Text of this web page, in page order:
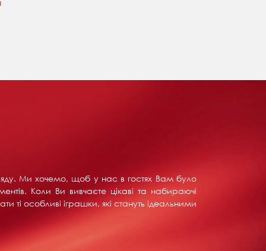
Ми хочемо, щоб у нас в гостях Вам було
Коли Ви вивчаєте цікаві та набираючі
ті особливі іграшки, які стануть ідеальними